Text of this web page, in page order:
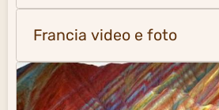
Francia video e foto